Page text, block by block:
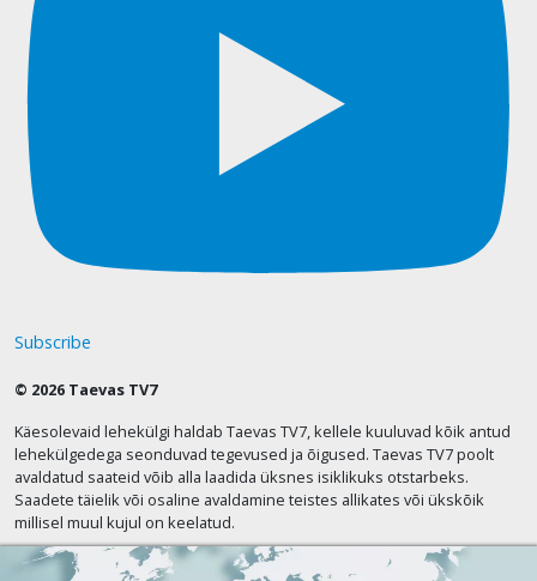
Subscribe
© 2026 Taevas TV7
Käesolevaid lehekülgi haldab Taevas TV7, kellele kuuluvad kõik antud
lehekülgedega seonduvad tegevused ja õigused. Taevas TV7 poolt
avaldatud saateid võib alla laadida üksnes isiklikuks otstarbeks.
Saadete täielik või osaline avaldamine teistes allikates või ükskõik
millisel muul kujul on keelatud.